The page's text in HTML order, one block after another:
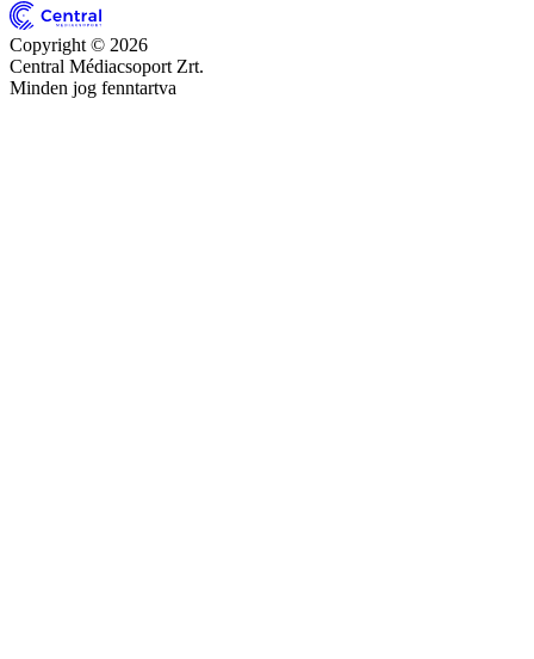
Copyright © 2026
Central Médiacsoport Zrt.
Minden jog fenntartva